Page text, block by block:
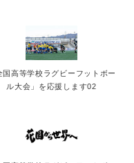
国高等学校ラグビーフットボー
ル大会」を応援します02